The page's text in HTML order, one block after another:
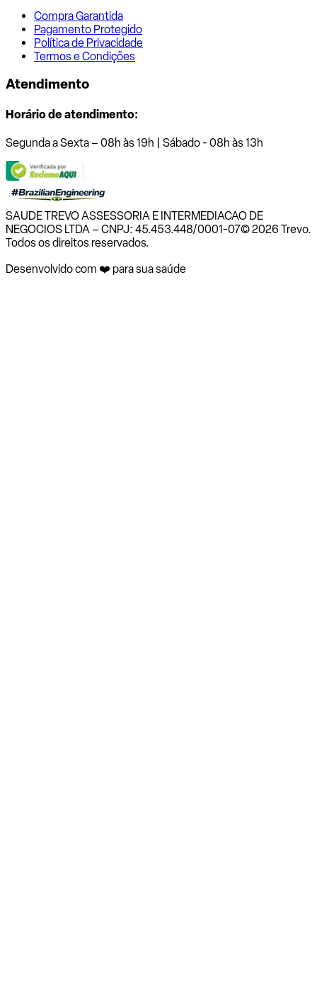
Compra Garantida
Pagamento Protegido
Política de Privacidade
Termos e Condições
Atendimento
Horário de atendimento:
Segunda a Sexta – 08h às 19h | Sábado - 08h às 13h
SAUDE TREVO ASSESSORIA E INTERMEDIACAO DE
NEGOCIOS LTDA – CNPJ: 45.453.448/0001-07© 2026 Trevo.
Todos os direitos reservados.
Desenvolvido com ❤️ para sua saúde